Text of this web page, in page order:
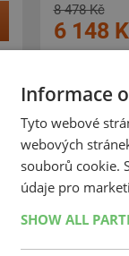
8 478 Kč
6 148
245
Informace
Tyto webové
webových
souborů cookie.
údaje pro
SHOW ALL